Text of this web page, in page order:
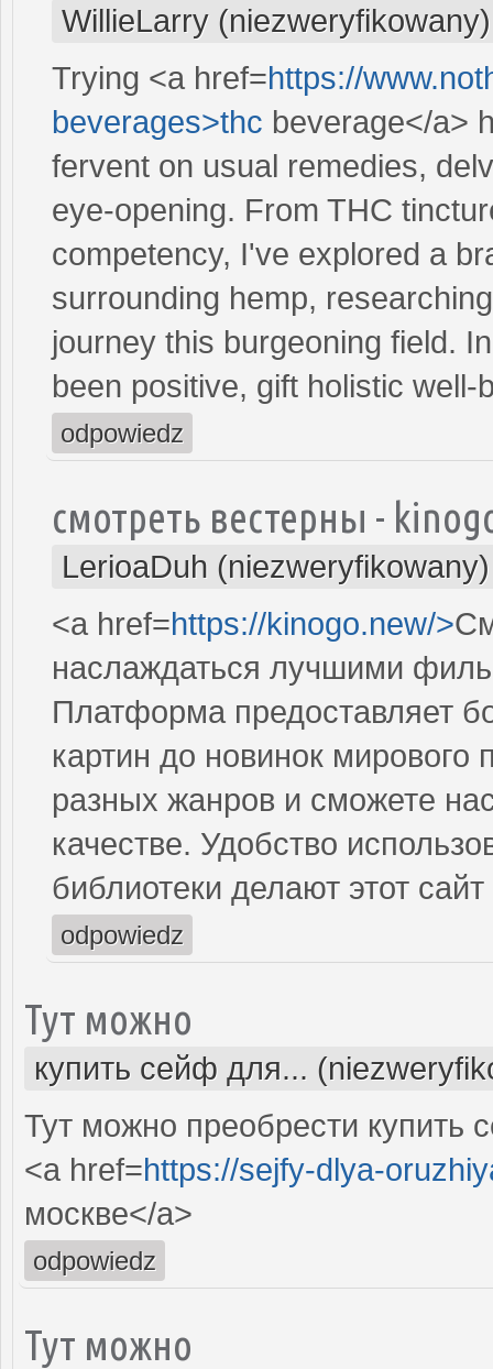
WillieLarry (niezweryfikowany)
Trying <a href=https://
beverages>thc beverage</a>
fervent on usual remedies,
eye-opening. From THC
competency, I've explored a
surrounding hemp,
journey this burgeoning field.
been positive, gift holistic
odpowiedz
смотреть вестерны -
LerioaDuh (niezweryfikowany)
<a href=https://kinogo.new/>
наслаждаться лучшими
Платформа предоставляет
картин до новинок
разных жанров и сможете
качестве. Удобство
библиотеки делают этот
odpowiedz
Тут можно
купить сейф для...
Тут можно преобрести купить
<a href=https://sejfy-dlya-
москве</a>
odpowiedz
Тут можно